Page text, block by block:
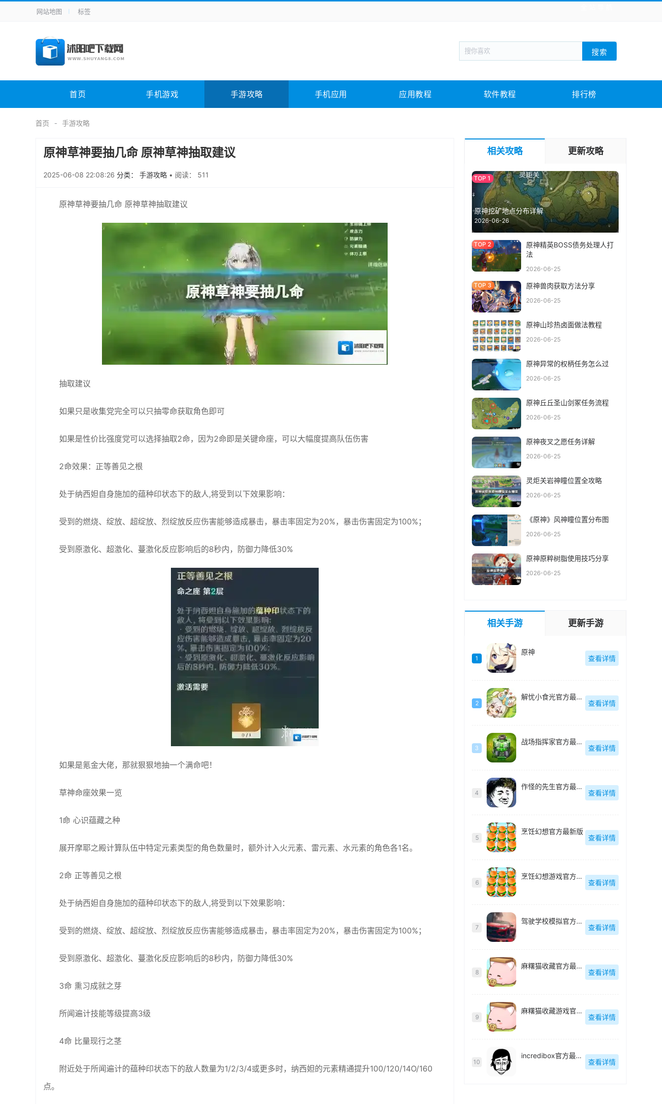
手机应用 新闻阅读 旅游出行 生活实用
手机游戏 H5游戏 回合网游 战棋游戏 枪战射击
电脑软件 其它类别 图形软件 安全相关 应用软件 影音软件 插件下载 教育教学 游戏娱乐 系统软件 素材下载
未分类 综合其它
网站地图 标签
搜索
首页 手机游戏 手游攻略 手机应用 应用教程 软件教程 排行榜
首页 手游攻略
原神草神要抽几命 原神草神抽取建议
2025-06-08 22:08:26 分类： 手游攻略 • 阅读： 511
原神草神要抽几命 原神草神抽取建议
抽取建议
如果只是收集党完全可以只抽零命获取角色即可
如果是性价比强度党可以选择抽取2命，因为2命即是关键命座，可以大幅度提高队伍伤害
2命效果：正等善见之根
处于纳西妲自身施加的蕴种印状态下的敌人,将受到以下效果影响：
受到的燃烧、绽放、超绽放、烈绽放反应伤害能够造成暴击，暴击率固定为20%，暴击伤害固定为100%；
受到原激化、超激化、蔓激化反应影响后的8秒内，防御力降低30%
如果是氪金大佬，那就狠狠地抽一个满命吧！
草神命座效果一览
1命 心识蕴藏之种
展开摩耶之殿计算队伍中特定元素类型的角色数量时，额外计入火元素、雷元素、水元素的角色各1名。
2命 正等善见之根
处于纳西妲自身施加的蕴种印状态下的敌人,将受到以下效果影响：
受到的燃烧、绽放、超绽放、烈绽放反应伤害能够造成暴击，暴击率固定为20%，暴击伤害固定为100%；
受到原激化、超激化、蔓激化反应影响后的8秒内，防御力降低30%
3命 熏习成就之芽
所闻遍计技能等级提高3级
4命 比量现行之茎
附近处于所闻遍计的蕴种印状态下的敌人数量为1/2/3/4或更多时，纳西妲的元素精通提升100/120/14O/160
点。
相关攻略 更新攻略
原神挖矿地点分布详解
2026-06-26
原神精英BOSS债务处理人打
法
2026-06-25
原神兽肉获取方法分享
2026-06-25
原神山珍热卤面做法教程
2026-06-25
原神异常的权柄任务怎么过
2026-06-25
原神丘丘圣山剑冢任务流程
2026-06-25
原神夜叉之愿任务详解
2026-06-25
灵炬关岩神瞳位置全攻略
2026-06-25
《原神》风神瞳位置分布图
2026-06-25
原神原粹树脂使用技巧分享
2026-06-25
相关手游 更新手游
1
原神
查看详情
2
解忧小食光官方最新版
查看详情
3
战场指挥家官方最新版
查看详情
4
作怪的先生官方最新版
查看详情
5
烹饪幻想官方最新版
查看详情
6
烹饪幻想游戏官方最新版
查看详情
7
驾驶学校模拟官方最新版
查看详情
8
麻糬猫收藏官方最新版
查看详情
9
麻糬猫收藏游戏官方最新版
查看详情
10
incredibox官方最新版
查看详情